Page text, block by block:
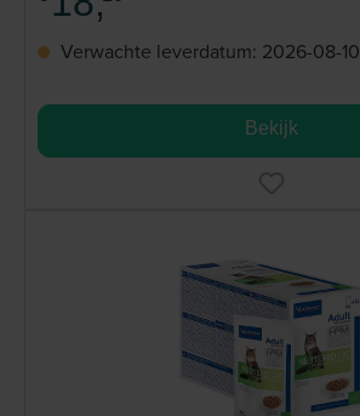
Verwachte leverdatum: 2026-08-10
Bekijk